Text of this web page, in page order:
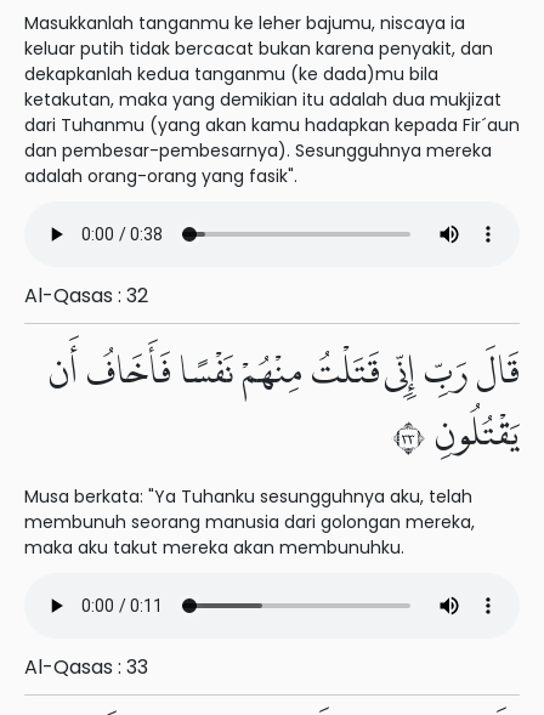
Masukkanlah tanganmu ke leher bajumu, niscaya ia
keluar putih tidak bercacat bukan karena penyakit, dan
dekapkanlah kedua tanganmu (ke dada)mu bila
ketakutan, maka yang demikian itu adalah dua mukjizat
dari Tuhanmu (yang akan kamu hadapkan kepada Fir´aun
dan pembesar-pembesarnya). Sesungguhnya mereka
adalah orang-orang yang fasik".
Al-Qasas : 32
قَالَ رَبِّ إِنِّى قَتَلْتُ مِنْهُمْ نَفْسًا فَأَخَافُ أَن
يَقْتُلُونِ ٣٣
Musa berkata: "Ya Tuhanku sesungguhnya aku, telah
membunuh seorang manusia dari golongan mereka,
maka aku takut mereka akan membunuhku.
Al-Qasas : 33